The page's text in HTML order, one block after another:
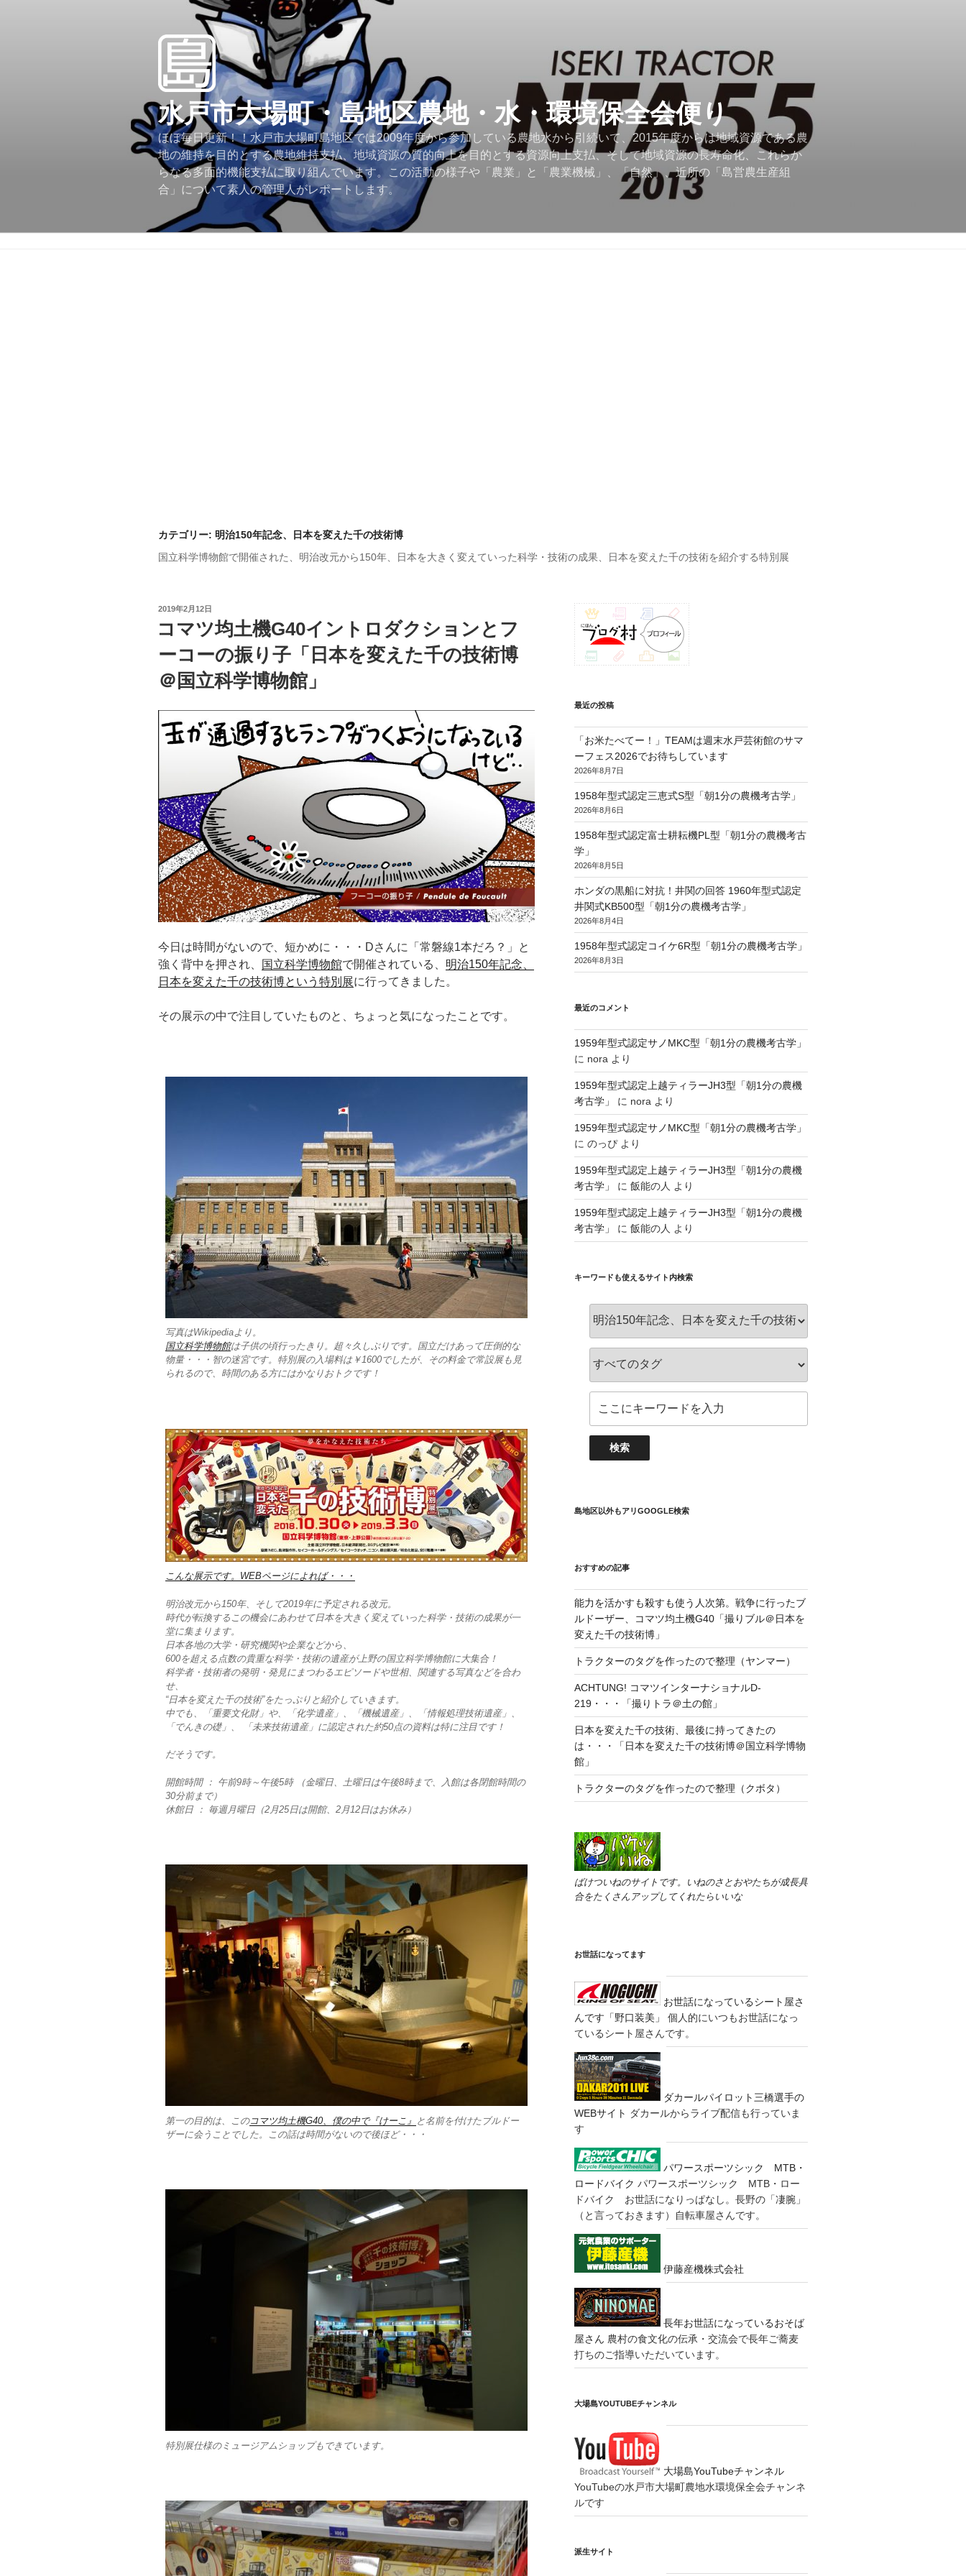
水戸市大場町・島地区農地・水・環境保全会便り
ほぼ毎日更新！！水戸市大場町島地区では2009年度から参加している農地水から引続いて、2015年度からは地域資源である農
地の維持を目的とする農地維持支払、地域資源の質的向上を目的とする資源向上支払、そして地域資源の長寿命化、これらか
らなる多面的機能支払に取り組んでいます。この活動の様子や「農業」と「農業機械」、「自然」、近所の「島営農生産組
合」について素人の管理人がレポートします。
カテゴリー: 明治150年記念、日本を変えた千の技術博
国立科学博物館で開催された、明治改元から150年、日本を大きく変えていった科学・技術の成果、日本を変えた千の技術を紹介する特別展
投
日:
2019年2月12日
コマツ均土機G40イントロダクションとフ
ーコーの振り子「日本を変えた千の技術博
＠国立科学博物館」
今日は時間がないので、短かめに・・・Dさんに「常磐線1本だろ？」と
強く背中を押され、
国立科学博物館で開催されている、 明治150年記念、
日本を変えた千の技術博という特別展に行ってきました。
その展示の中で注目していたものと、ちょっと気になったことです。
写真はWikipediaより。
国立科学博物館は子供の頃行ったきり。超々久しぶりです。国立だけあって圧倒的な
物量・・・智の迷宮です。特別展の入場料は￥1600でしたが、その料金で常設展も見
られるので、時間のある方にはかなりおトクです！
こんな展示です。WEBページによれば・・・
明治改元から150年、そして2019年に予定される改元。
時代が転換するこの機会にあわせて日本を大きく変えていった科学・技術の成果が一
堂に集まります。
日本各地の大学・研究機関や企業などから、
600を超える点数の貴重な科学・技術の遺産が上野の国立科学博物館に大集合！
科学者・技術者の発明・発見にまつわるエピソードや世相、関連する写真などを合わ
せ、
“日本を変えた千の技術”をたっぷりと紹介していきます。
中でも、「重要文化財」や、「化学遺産」、「機械遺産」、「情報処理技術遺産」、
「でんきの礎」、 「未来技術遺産」に認定された約50点の資料は特に注目です！
だそうです。
開館時間 ： 午前9時～午後5時 （金曜日、土曜日は午後8時まで、入館は各閉館時間の
30分前まで）
休館日 ： 毎週月曜日（2月25日は開館、2月12日はお休み）
第一の目的は、このコマツ均土機G40、僕の中で『けーこ』 と名前を付けたブルドー
ザーに会うことでした。この話は時間がないので後ほど・・・
特別展仕様のミュージアムショップもできています。
最近の投稿
「お米たべてー！」TEAMは週末水戸芸術館のサマ
ーフェス2026でお待ちしています
2026年8月7日
1958年型式認定三恵式S型「朝1分の農機考古学」
2026年8月6日
1958年型式認定富士耕耘機PL型「朝1分の農機考古
学」
2026年8月5日
ホンダの黒船に対抗！井関の回答 1960年型式認定
井関式KB500型「朝1分の農機考古学」
2026年8月4日
1958年型式認定コイケ6R型「朝1分の農機考古学」
2026年8月3日
最近のコメント
1959年型式認定サノMKC型「朝1分の農機考古学」
に nora より
1959年型式認定上越ティラーJH3型「朝1分の農機
考古学」
に nora より
1959年型式認定サノMKC型「朝1分の農機考古学」
に のっぴより
1959年型式認定上越ティラーJH3型「朝1分の農機
考古学」
に 飯能の人 より
1959年型式認定上越ティラーJH3型「朝1分の農機
考古学」
に 飯能の人 より
キーワードも使えるサイト内検索
島地区以外もアリGOOGLE検索
おすすめの記事
能力を活かすも殺すも使う人次第。戦争に行ったブ
ルドーザー、コマツ均土機G40「撮りブル＠日本を
変えた千の技術博」
トラクターのタグを作ったので整理（ヤンマー）
ACHTUNG! コマツインターナショナルD-
219・・・「撮りトラ＠土の館」
日本を変えた千の技術、最後に持ってきたの
は・・・「日本を変えた千の技術博＠国立科学博物
館」
トラクターのタグを作ったので整理（クボタ）
ばけついねのサイトです。いねのさとおやたちが成長具
合をたくさんアップしてくれたらいいな
お世話になってます
お世話になっているシート屋さ
んです「野口装美」
個人的にいつもお世話になっ
ているシート屋さんです。
ダカールパイロット三橋選手の
WEBサイト ダカールからライブ配信も行っていま
す
パワースポーツシック MTB・
ロードバイク パワースポーツシック MTB・ロー
ドバイク お世話になりっぱなし。長野の「凄腕」
（と言っておきます）自転車屋さんです。
伊藤産機株式会社
長年お世話になっているおそば
屋さん 農村の食文化の伝承・交流会で長年ご蕎麦
打ちのご指導いただいています。
大場島YOUTUBEチャンネル
大場島YouTubeチャンネル
YouTubeの水戸市大場町農地水環境保全会チャンネ
ルです
派生サイト